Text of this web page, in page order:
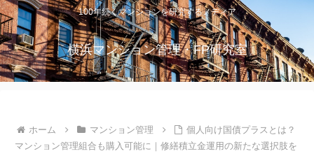
100年続くマンションを研究するメディア
横浜マンション管理・FP研究室
ホーム マンション管理
個人向け国債プラスとは？
マンション管理組合も購入可能に｜修繕積立金運用の新たな選択肢を